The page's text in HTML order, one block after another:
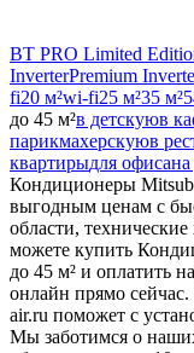
BT PRO Limited
InverterPremium
fi20 м²wi-fi25 м²35 м²
до 45 м²в детскуюв
парикмахерскуюв
квартирыдля офисана
Кондиционеры
выгодным ценам с
области,
можете купить
до 45 м² и оплатить
онлайн прямо
air.ru поможет с
Мы заботимся о